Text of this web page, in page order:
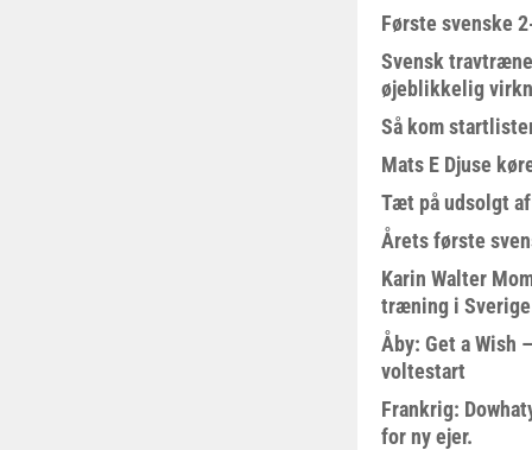
Første svenske
Svensk
øjeblikkelig
Så kom
Mats E Djuse
Tæt på udsolgt
Årets første
Karin Walter
træning i Sverige
Åby: Get a Wish
voltestart
Frankrig:
for ny ejer.